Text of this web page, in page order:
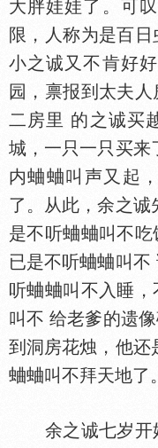
大胖娃娃了。可
限，人称为是百日
小之诚又不肯好
园，禀报到太夫
二房里 的之诚买
城，一只一只买来
内蛐蛐叫声又起
了。从此，余之诚
是不听蛐蛐叫不
已是不听蛐蛐叫不
听蛐蛐叫不入睡
叫不 给老爹的遗
到洞房花烛，他还
蛐蛐叫不拜天地了。
余之诚七岁开